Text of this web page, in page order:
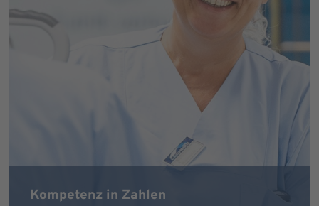
Kompetenz in Zahlen